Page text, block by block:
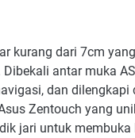
kurang dari 7cm
antar muka
dan dilengkapi
Zentouch yang
jari untuk